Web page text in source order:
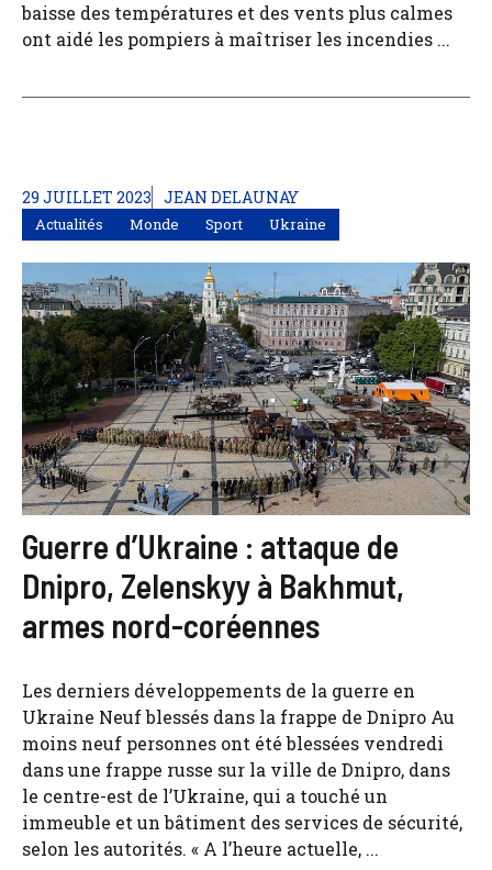
baisse des températures et des vents plus calmes
ont aidé les pompiers à maîtriser les incendies ...
29 JUILLET 2023 JEAN DELAUNAY
Actualités Monde Sport Ukraine
Guerre d’Ukraine : attaque de
Dnipro, Zelenskyy à Bakhmut,
armes nord-coréennes
Les derniers développements de la guerre en
Ukraine Neuf blessés dans la frappe de Dnipro Au
moins neuf personnes ont été blessées vendredi
dans une frappe russe sur la ville de Dnipro, dans
le centre-est de l’Ukraine, qui a touché un
immeuble et un bâtiment des services de sécurité,
selon les autorités. « A l’heure actuelle, ...